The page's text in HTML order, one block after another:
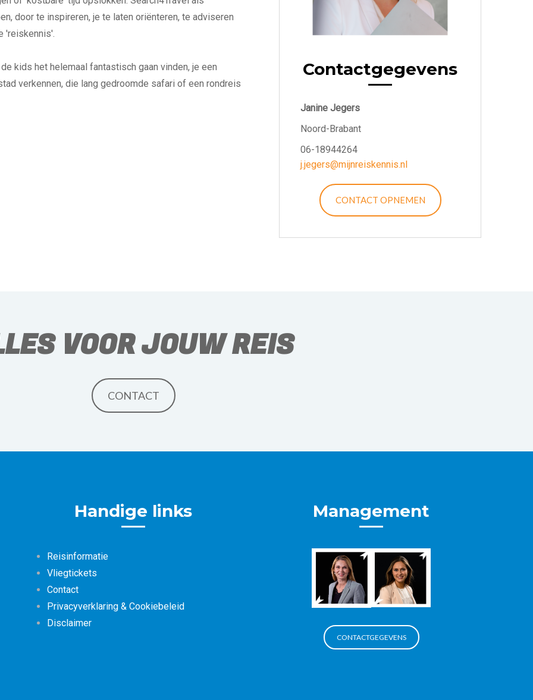
door te inspireren, je te laten oriënteren, te adviseren
'reiskennis'.
kids het helemaal fantastisch gaan vinden, je een
verkennen, die lang gedroomde safari of een rondreis
weer huiswaarts gaat.
Contactgegevens
Janine Jegers
Noord-Brabant
06-18944264
j.jegers@mijnreiskennis.nl
CONTACT OPNEMEN
VOOR JOUW REIS
CONTACT
Handige links
Reisinformatie
Vliegtickets
Contact
Privacyverklaring & Cookiebeleid
Disclaimer
Management
CONTACTGEGEVENS